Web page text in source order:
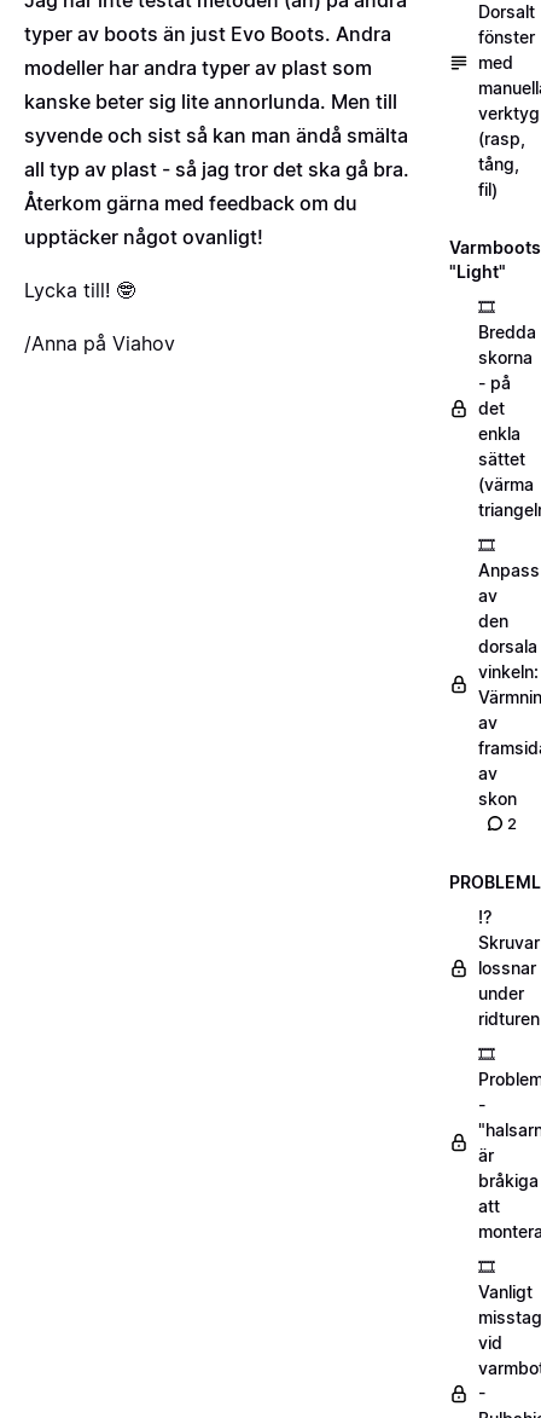
typer av boots än just Evo Boots. Andra
modeller har andra typer av plast som
kanske beter sig lite annorlunda. Men till
syvende och sist så kan man ändå smälta
all typ av plast - så jag tror det ska gå bra.
Återkom gärna med feedback om du
upptäcker något ovanligt!
Lycka till! 🤓
/Anna på Viahov
Dorsalt
fönster
med
verktyg
(rasp,
tång,
fil)
"Light"
🎞️
Bredda
skorna
- på
det
enkla
sättet
(värma
🎞️
av
den
dorsala
vinkeln:
av
av
skon
2
⁉️
lossnar
under
ridturen
🎞️
-
är
bråkiga
att
🎞️
Vanligt
misstag
vid
-